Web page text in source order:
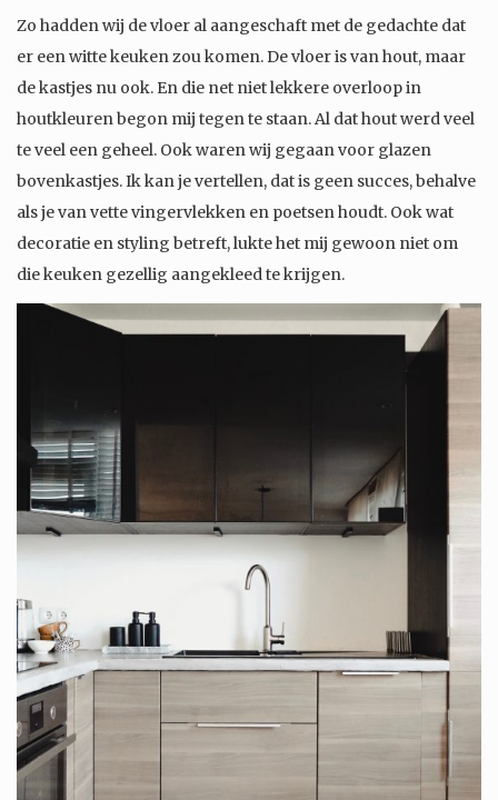
Zo hadden wij de vloer al aangeschaft met de gedachte dat
er een witte keuken zou komen. De vloer is van hout, maar
de kastjes nu ook. En die net niet lekkere overloop in
houtkleuren begon mij tegen te staan. Al dat hout werd veel
te veel een geheel. Ook waren wij gegaan voor glazen
bovenkastjes. Ik kan je vertellen, dat is geen succes, behalve
als je van vette vingervlekken en poetsen houdt. Ook wat
decoratie en styling betreft, lukte het mij gewoon niet om
die keuken gezellig aangekleed te krijgen.